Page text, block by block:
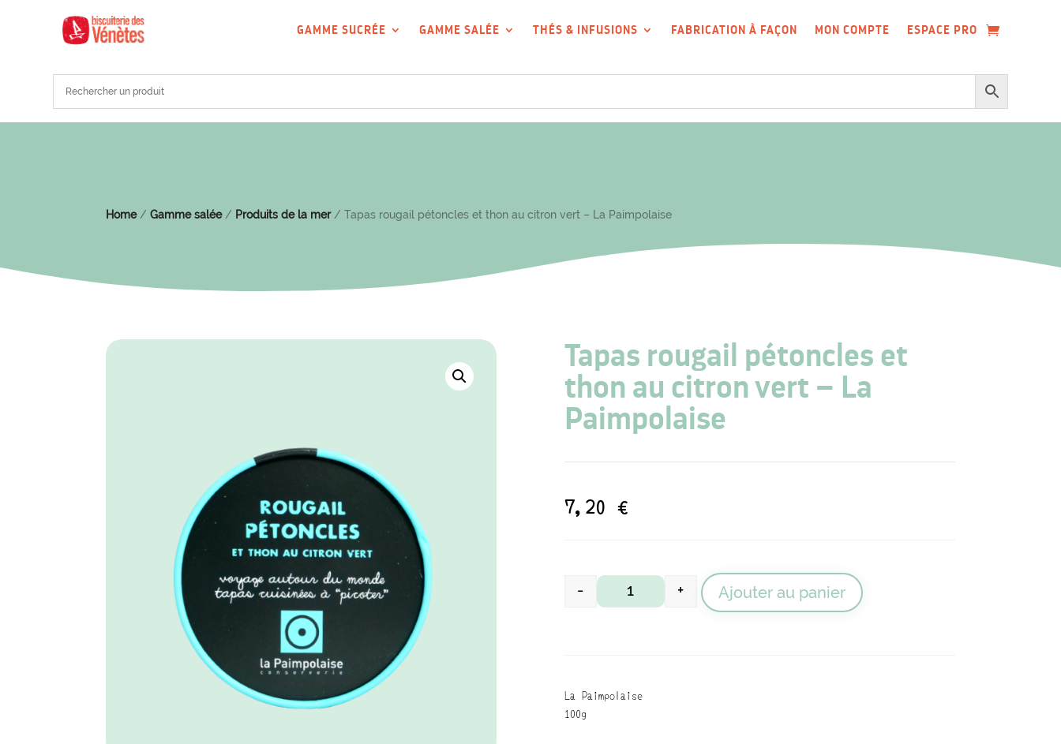
GAMME SUCRÉE GAMME SALÉE THÉS & INFUSIONS FABRICATION À FAÇON MON COMPTE ESPACE PRO
Home/Gamme salée/ Produits de la mer/ Tapas rougail pétoncles et thon au citron vert – La Paimpolaise
Tapas rougail pétoncles et
thon au citron vert – La
Paimpolaise
7,20 €
quantité de Tapas rougail pétoncles et thon au citron vert - La Paimpolaise
- + Ajouter au panier
La Paimpolaise
100g